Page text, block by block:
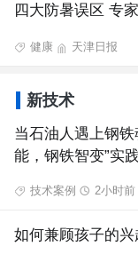
四大防暑误区 专
健康 天津日报
新技术
当石油人遇上钢
能，钢铁智变”实
技术案例 2小时前
如何兼顾孩子的